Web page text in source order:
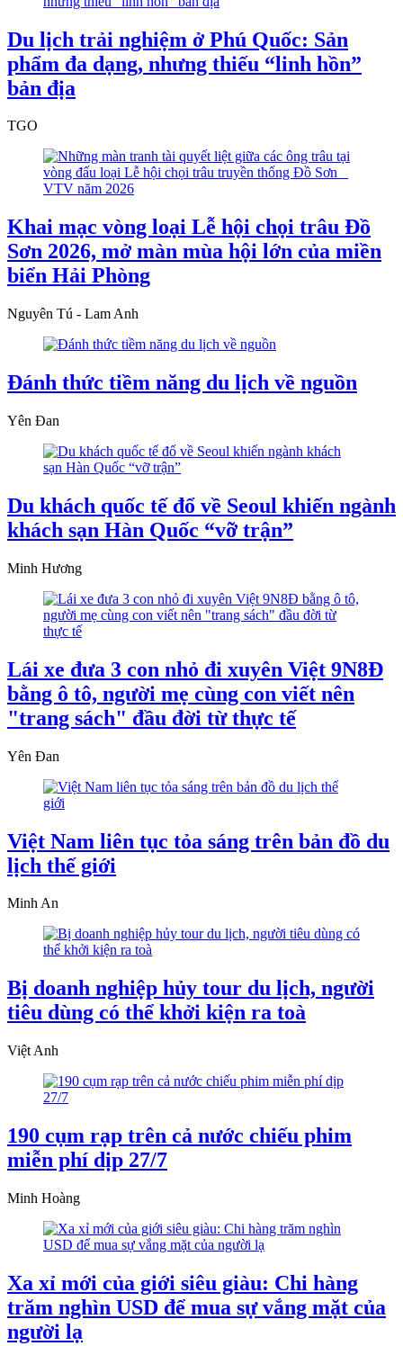
Du lịch trải nghiệm ở Phú Quốc: Sản
phẩm đa dạng, nhưng thiếu “linh hồn”
bản địa
TGO
Khai mạc vòng loại Lễ hội chọi trâu Đồ
Sơn 2026, mở màn mùa hội lớn của miền
biển Hải Phòng
Nguyên Tú - Lam Anh
Đánh thức tiềm năng du lịch về nguồn
Yên Đan
Du khách quốc tế đổ về Seoul khiến ngành
khách sạn Hàn Quốc “vỡ trận”
Minh Hương
Lái xe đưa 3 con nhỏ đi xuyên Việt 9N8Đ
bằng ô tô, người mẹ cùng con viết nên
"trang sách" đầu đời từ thực tế
Yên Đan
Việt Nam liên tục tỏa sáng trên bản đồ du
lịch thế giới
Minh An
Bị doanh nghiệp hủy tour du lịch, người
tiêu dùng có thể khởi kiện ra toà
Việt Anh
190 cụm rạp trên cả nước chiếu phim
miễn phí dịp 27/7
Minh Hoàng
Xa xỉ mới của giới siêu giàu: Chi hàng
trăm nghìn USD để mua sự vắng mặt của
người lạ